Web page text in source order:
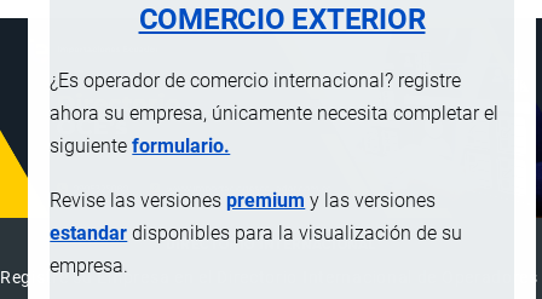
COMERCIO EXTERIOR
¿Es operador de comercio internacional? registre
ahora su empresa, únicamente necesita completar el
siguienteformulario.
Revise las versionespremium y las versiones
estandar disponibles para la visualización de su
empresa.
DIRECTORIO INTERNACIONAL
Registre su Empresa en el Directorio Internacional de Operadores